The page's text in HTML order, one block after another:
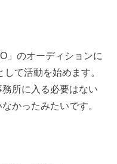
」のオーディションに
て活動を始めます。
所に入る必要はない
かったみたいです。